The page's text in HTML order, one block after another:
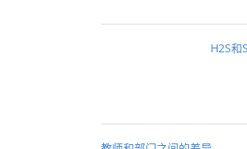
H2S和